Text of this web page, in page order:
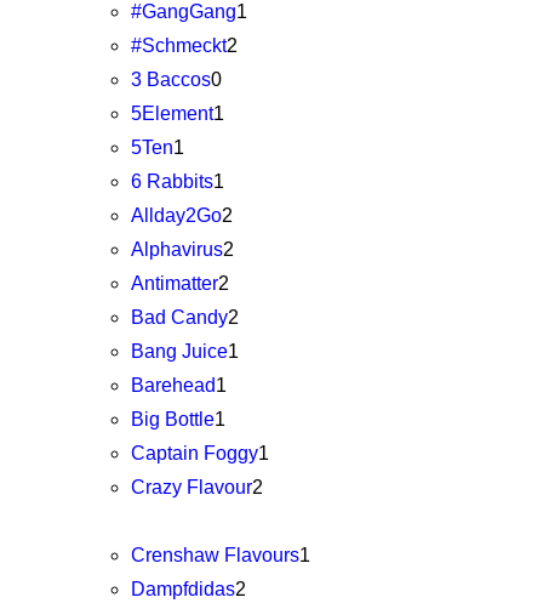
#GangGang1
#Schmeckt2
3 Baccos0
5Element1
5Ten1
6 Rabbits1
Allday2Go2
Alphavirus2
Antimatter2
Bad Candy2
Bang Juice1
Barehead1
Big Bottle1
Captain Foggy1
Crazy Flavour2
Crenshaw Flavours1
Dampfdidas2